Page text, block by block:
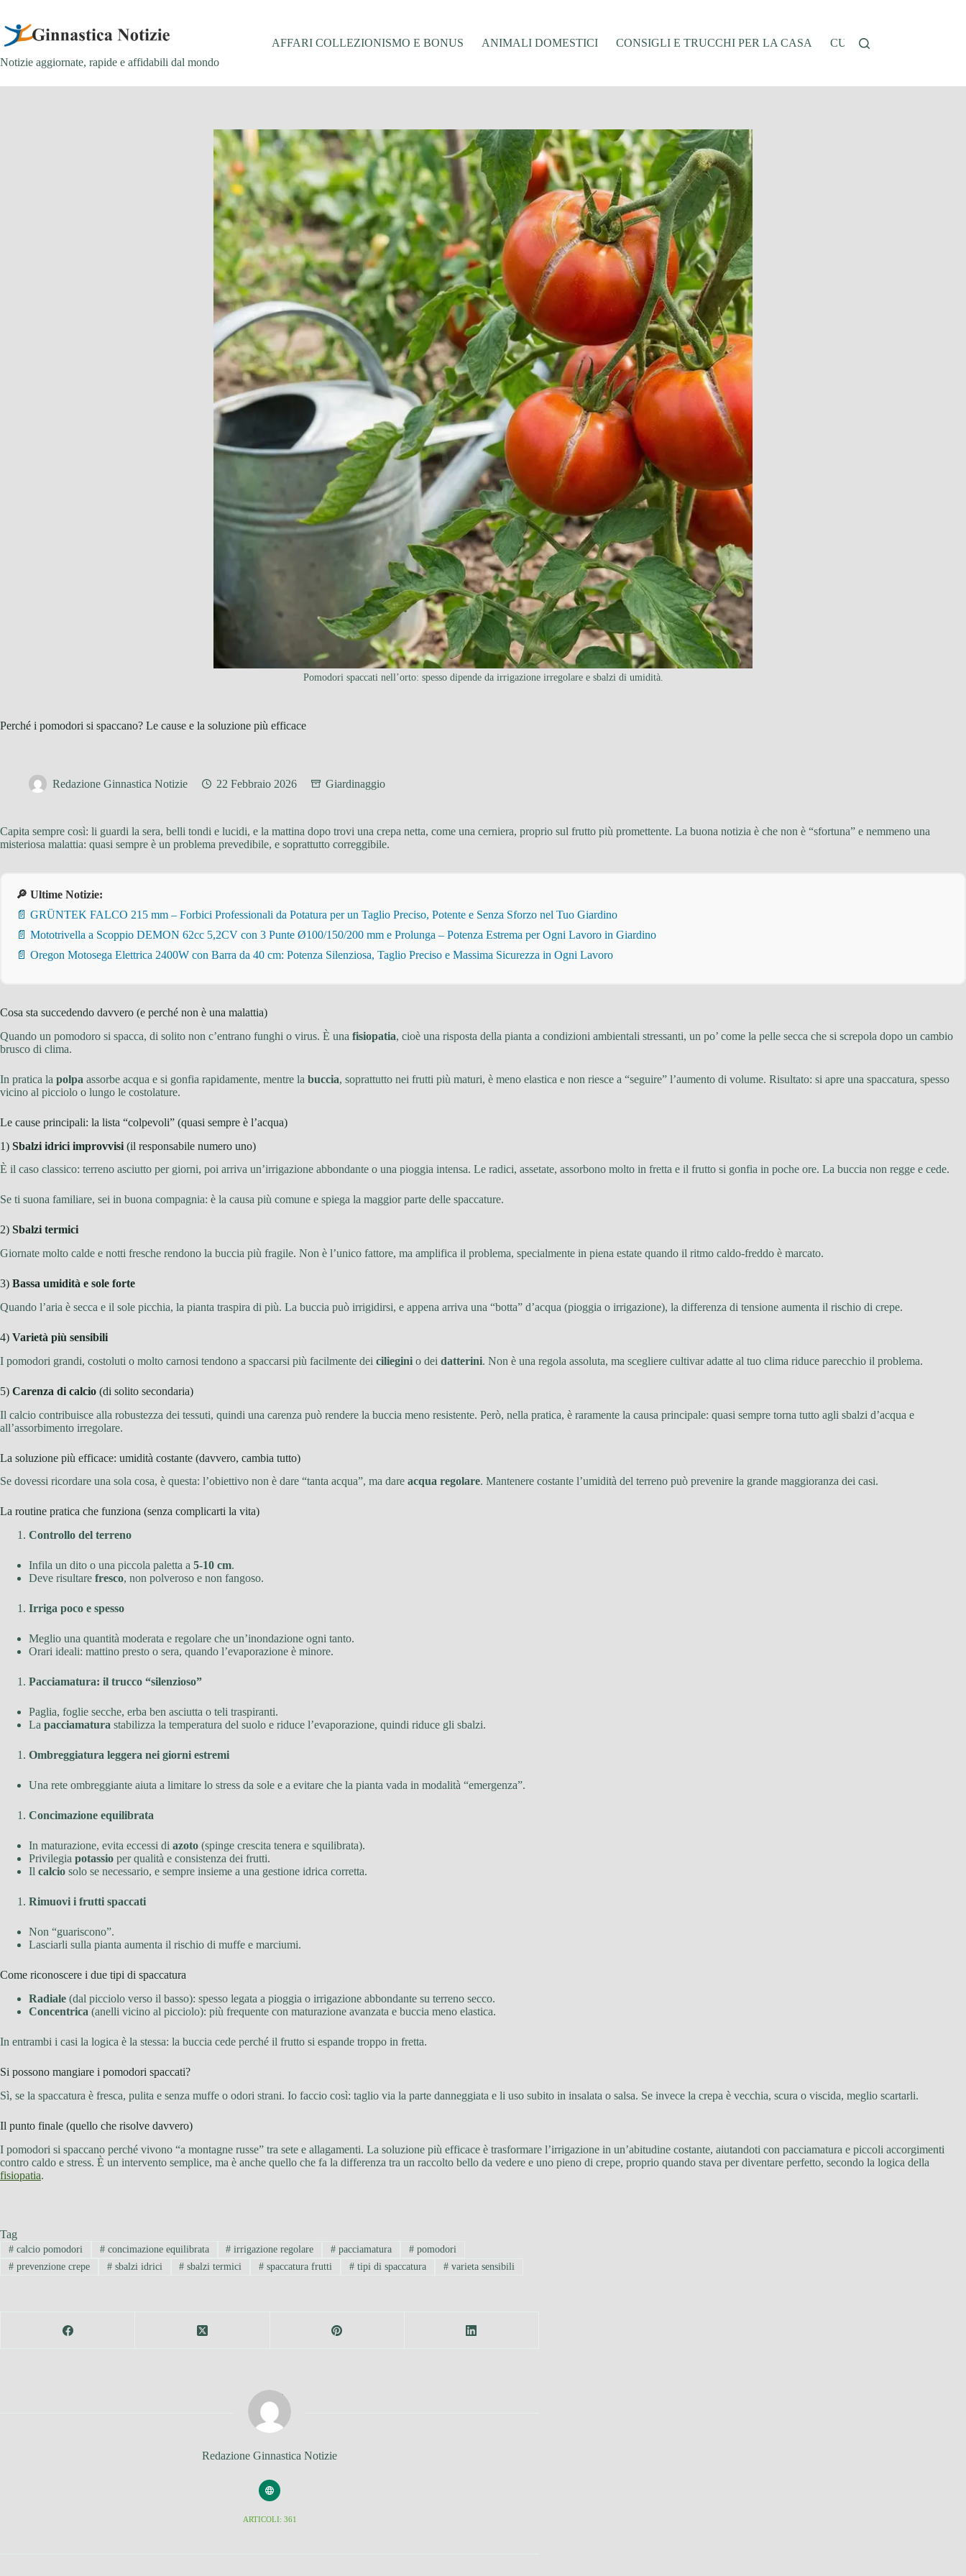
contenuto
Notizie aggiornate, rapide e affidabili dal mondo
AFFARI COLLEZIONISMO E BONUS ANIMALI DOMESTICI CONSIGLI E TRUCCHI PER LA CASA CUCINA E RICETTE
Pomodori spaccati nell’orto: spesso dipende da irrigazione irregolare e sbalzi di umidità.
Perché i pomodori si spaccano? Le cause e la soluzione più efficace
Redazione Ginnastica Notizie 22 Febbraio 2026 Giardinaggio
Capita sempre così: li guardi la sera, belli tondi e lucidi, e la mattina dopo trovi una crepa netta, come una cerniera, proprio sul frutto più promettente. La buona notizia è che non è “sfortuna” e nemmeno una
misteriosa malattia: quasi sempre è un problema prevedibile, e soprattutto correggibile.
🔎 Ultime Notizie:
📄 GRÜNTEK FALCO 215 mm – Forbici Professionali da Potatura per un Taglio Preciso, Potente e Senza Sforzo nel Tuo Giardino
📄 Mototrivella a Scoppio DEMON 62cc 5,2CV con 3 Punte Ø100/150/200 mm e Prolunga – Potenza Estrema per Ogni Lavoro in Giardino
📄 Oregon Motosega Elettrica 2400W con Barra da 40 cm: Potenza Silenziosa, Taglio Preciso e Massima Sicurezza in Ogni Lavoro
Cosa sta succedendo davvero (e perché non è una malattia)
Quando un pomodoro si spacca, di solito non c’entrano funghi o virus. È una fisiopatia, cioè una risposta della pianta a condizioni ambientali stressanti, un po’ come la pelle secca che si screpola dopo un cambio
brusco di clima.
In pratica la polpa assorbe acqua e si gonfia rapidamente, mentre la buccia, soprattutto nei frutti più maturi, è meno elastica e non riesce a “seguire” l’aumento di volume. Risultato: si apre una spaccatura, spesso
vicino al picciolo o lungo le costolature.
Le cause principali: la lista “colpevoli” (quasi sempre è l’acqua)
1) Sbalzi idrici improvvisi (il responsabile numero uno)
È il caso classico: terreno asciutto per giorni, poi arriva un’irrigazione abbondante o una pioggia intensa. Le radici, assetate, assorbono molto in fretta e il frutto si gonfia in poche ore. La buccia non regge e cede.
Se ti suona familiare, sei in buona compagnia: è la causa più comune e spiega la maggior parte delle spaccature.
2) Sbalzi termici
Giornate molto calde e notti fresche rendono la buccia più fragile. Non è l’unico fattore, ma amplifica il problema, specialmente in piena estate quando il ritmo caldo-freddo è marcato.
3) Bassa umidità e sole forte
Quando l’aria è secca e il sole picchia, la pianta traspira di più. La buccia può irrigidirsi, e appena arriva una “botta” d’acqua (pioggia o irrigazione), la differenza di tensione aumenta il rischio di crepe.
4) Varietà più sensibili
I pomodori grandi, costoluti o molto carnosi tendono a spaccarsi più facilmente dei ciliegini o dei datterini. Non è una regola assoluta, ma scegliere cultivar adatte al tuo clima riduce parecchio il problema.
5) Carenza di calcio (di solito secondaria)
Il calcio contribuisce alla robustezza dei tessuti, quindi una carenza può rendere la buccia meno resistente. Però, nella pratica, è raramente la causa principale: quasi sempre torna tutto agli sbalzi d’acqua e
all’assorbimento irregolare.
La soluzione più efficace: umidità costante (davvero, cambia tutto)
Se dovessi ricordare una sola cosa, è questa: l’obiettivo non è dare “tanta acqua”, ma dare acqua regolare. Mantenere costante l’umidità del terreno può prevenire la grande maggioranza dei casi.
La routine pratica che funziona (senza complicarti la vita)
Controllo del terreno
Infila un dito o una piccola paletta a 5-10 cm.
Deve risultare fresco, non polveroso e non fangoso.
Irriga poco e spesso
Meglio una quantità moderata e regolare che un’inondazione ogni tanto.
Orari ideali: mattino presto o sera, quando l’evaporazione è minore.
Pacciamatura: il trucco “silenzioso”
Paglia, foglie secche, erba ben asciutta o teli traspiranti.
La pacciamatura stabilizza la temperatura del suolo e riduce l’evaporazione, quindi riduce gli sbalzi.
Ombreggiatura leggera nei giorni estremi
Una rete ombreggiante aiuta a limitare lo stress da sole e a evitare che la pianta vada in modalità “emergenza”.
Concimazione equilibrata
In maturazione, evita eccessi di azoto (spinge crescita tenera e squilibrata).
Privilegia potassio per qualità e consistenza dei frutti.
Il calcio solo se necessario, e sempre insieme a una gestione idrica corretta.
Rimuovi i frutti spaccati
Non “guariscono”.
Lasciarli sulla pianta aumenta il rischio di muffe e marciumi.
Come riconoscere i due tipi di spaccatura
Radiale (dal picciolo verso il basso): spesso legata a pioggia o irrigazione abbondante su terreno secco.
Concentrica (anelli vicino al picciolo): più frequente con maturazione avanzata e buccia meno elastica.
In entrambi i casi la logica è la stessa: la buccia cede perché il frutto si espande troppo in fretta.
Si possono mangiare i pomodori spaccati?
Sì, se la spaccatura è fresca, pulita e senza muffe o odori strani. Io faccio così: taglio via la parte danneggiata e li uso subito in insalata o salsa. Se invece la crepa è vecchia, scura o viscida, meglio scartarli.
Il punto finale (quello che risolve davvero)
I pomodori si spaccano perché vivono “a montagne russe” tra sete e allagamenti. La soluzione più efficace è trasformare l’irrigazione in un’abitudine costante, aiutandoti con pacciamatura e piccoli accorgimenti
contro caldo e stress. È un intervento semplice, ma è anche quello che fa la differenza tra un raccolto bello da vedere e uno pieno di crepe, proprio quando stava per diventare perfetto, secondo la logica della
fisiopatia.
Tag
#calcio pomodori #concimazione equilibrata # irrigazione regolare # pacciamatura # pomodori
#prevenzione crepe #sbalzi idrici # sbalzi termici # spaccatura frutti # tipi di spaccatura #varieta sensibili
Redazione Ginnastica Notizie
ARTICOLI: 361